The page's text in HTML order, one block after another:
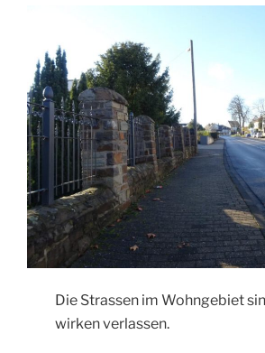
Die Strassen im Wohngebiet
wirken verlassen.